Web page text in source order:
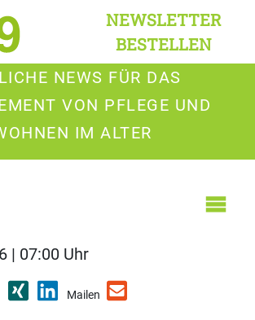
NEWSLETTER
BESTELLEN
NEWS FÜR DAS
VON PFLEGE UND
IM ALTER
| 07:00 Uhr
Mailen